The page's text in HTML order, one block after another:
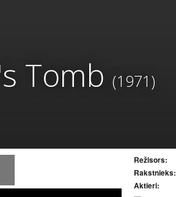
Tomb (1971)
Režisors:
Rakstnieks:
Aktieri: